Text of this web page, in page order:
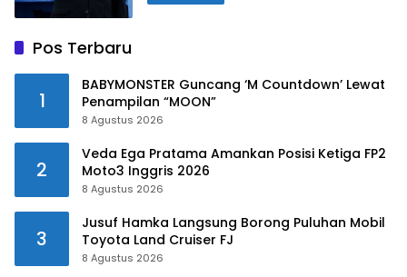
Pos Terbaru
1
BABYMONSTER Guncang ‘M Countdown’ Lewat
Penampilan “MOON”
8 Agustus 2026
2
Veda Ega Pratama Amankan Posisi Ketiga FP2
Moto3 Inggris 2026
8 Agustus 2026
3
Jusuf Hamka Langsung Borong Puluhan Mobil
Toyota Land Cruiser FJ
8 Agustus 2026